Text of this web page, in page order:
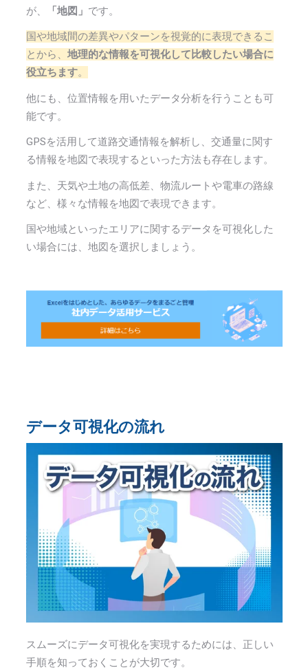
が、
「地図」 です。
国や地域間の差異やパターンを視覚的に表現できるこ
とから、 地理的な情報を可視化して比較したい場合に
役立ちます。
他にも、位置情報を用いたデータ分析を行うことも可
能です。
GPSを活用して道路交通情報を解析し、交通量に関す
る情報を地図で表現するといった方法も存在します。
また、天気や土地の高低差、物流ルートや電車の路線
など、様々な情報を地図で表現できます。
国や地域といったエリアに関するデータを可視化した
い場合には、地図を選択しましょう。
データ可視化の流れ
スムーズにデータ可視化を実現するためには、正しい
手順を知っておくことが大切です。